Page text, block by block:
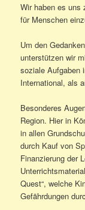
Wir haben es uns
für Menschen
Um den
unterstützen wir
soziale Aufgaben
International, als
Besonderes
Region. Hier in
in allen
durch Kauf von
Finanzierung der
Quest“, welche
Gefährdungen